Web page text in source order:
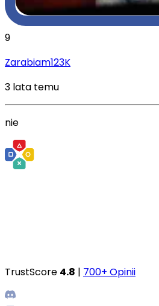
9
Zarabiam123K
3 lata temu
nie
TrustScore 4.8 | 700+ Opinii